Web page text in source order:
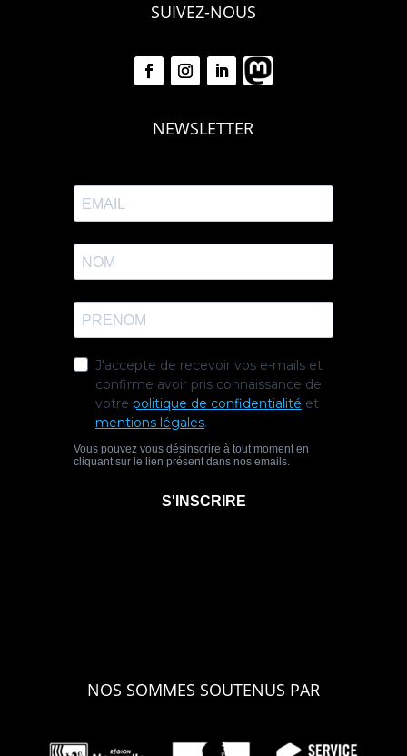
SUIVEZ-NOUS
NEWSLETTER
NOS SOMMES SOUTENUS PAR